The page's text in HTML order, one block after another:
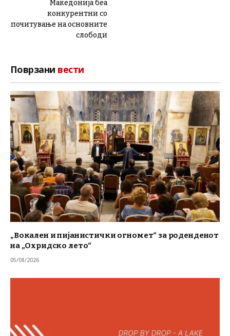
Македонија беа
конкурентни со
почитување на основните
слободи
Поврзани вести
„Вокален и пијанистички огномет“ за роденденот
на „Охридско лето“
05/08/2026